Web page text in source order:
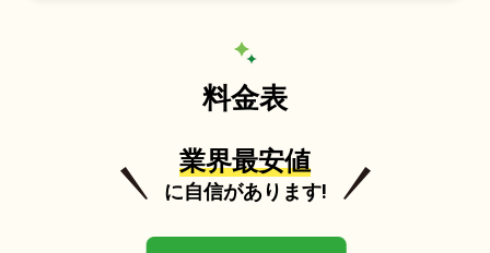
料金表
業界最安値
に自信があります!